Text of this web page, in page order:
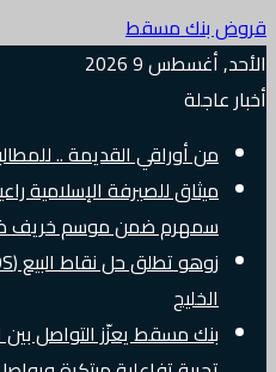
قروض بنك مسقط
الأحد, أغسطس 9 2026
أخبار عاجلة
من أوراقي القديمة ..
ميثاق للصيرفة الإسلامية
سمهرم ضمن موسم خريف ظفار
الخليج
بنك مسقط يعزّز التواصل